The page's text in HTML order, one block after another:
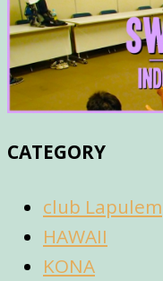
CATEGORY
club Lapulem
HAWAII
KONA